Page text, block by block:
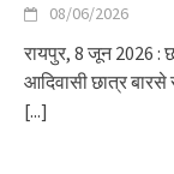
08/06/2026
रायपुर, 8 जून 2026 :
आदिवासी छात्र बारसे
[...]